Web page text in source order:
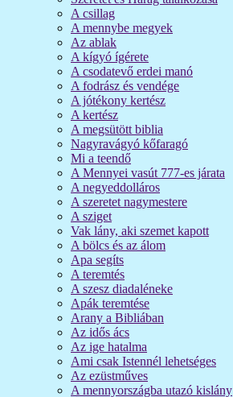
A csillag
A mennybe megyek
Az ablak
A kígyó ígérete
A csodatevő erdei manó
A fodrász és vendége
A jótékony kertész
A kertész
A megsütött biblia
Nagyravágyó kőfaragó
Mi a teendő
A Mennyei vasút 777-es járata
A negyeddolláros
A szeretet nagymestere
A sziget
Vak lány, aki szemet kapott
A bölcs és az álom
Apa segíts
A teremtés
A szesz diadaléneke
Apák teremtése
Arany a Bibliában
Az idős ács
Az ige hatalma
Ami csak Istennél lehetséges
Az ezüstműves
A mennyországba utazó kislány